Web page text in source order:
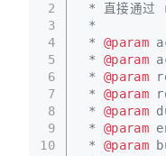
2
3
4
5
6
7
8
9
10
* 直接通过
*
* @param
* @param
* @param
* @param
* @param
* @param
* @param